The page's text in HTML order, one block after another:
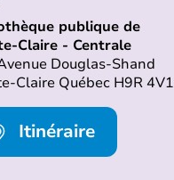
publique de
Claire - Centrale
Douglas-Shand
Claire Québec H9R 4V1
Itinéraire